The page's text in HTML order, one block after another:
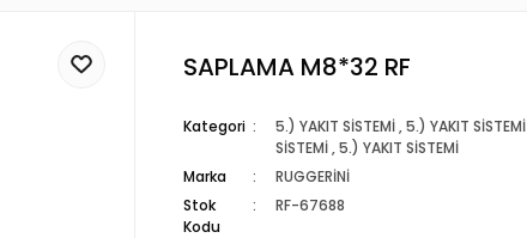
SAPLAMA M8*32 RF
Kategori 5.) YAKIT SİSTEMİ,5.) YAKIT SİSTEMİ
SİSTEMİ,5.) YAKIT SİSTEMİ
Marka
RUGGERİNİ
Stok
Kodu
RF-67688